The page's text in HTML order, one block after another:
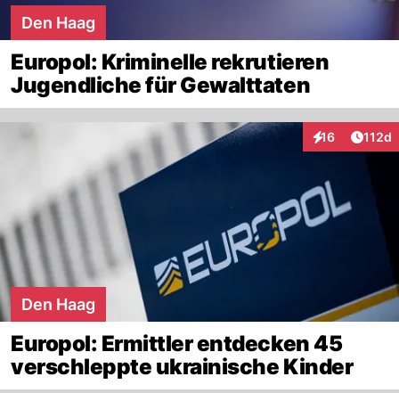
Den Haag
Europol: Kriminelle rekrutieren
Jugendliche für Gewalttaten
16
Interaktionen
112d
Den Haag
Europol: Ermittler entdecken 45
verschleppte ukrainische Kinder